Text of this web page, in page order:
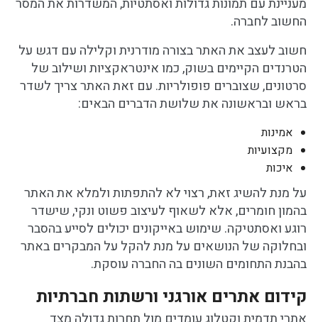
החשוב לחברה.
חשוב לעצב את האתר בצורה מודרנית וקלילה עם דגש על
הטרנדים הקיימים בשוק, כמו אינטראקציות ושילוב של
סרטונים, שצוברים פופולריות. עם זאת האתר צריך לשדר
בראש ובראשונה את שלושת הדברים הבאים:
אמינות
מקצועיות
איכות
על מנת להשיג זאת, רצוי לא להתפתות ולמלא את האתר
בהמון חומרים, אלא לשאוף לעיצוב פשוט ונקי, שישדר
רוגע ואסתטיקה. שימוש באייקונים יכולים לסייע בהסבר
ובחלוקה של הנושאים על מנת להקל על המבקרים באתר
בהבנת התחומים השונים בה החברה עוסקת.
קידום אתרים אורגני ורשתות חברתיות